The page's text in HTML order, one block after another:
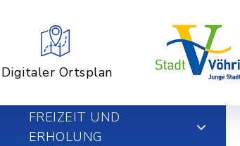
Digitaler Ortsplan
FREIZEIT UND
ERHOLUNG